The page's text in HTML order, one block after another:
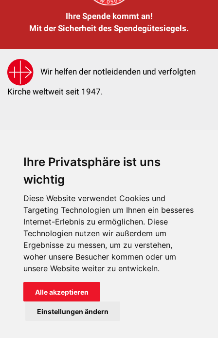
Ihre Privatsphäre ist uns
wichtig
Diese Website verwendet Cookies und
Targeting Technologien um Ihnen ein besseres
Internet-Erlebnis zu ermöglichen. Diese
Technologien nutzen wir außerdem um
Ergebnisse zu messen, um zu verstehen,
woher unsere Besucher kommen oder um
unsere Website weiter zu entwickeln.
Alle akzeptieren
Einstellungen ändern
Ihre Spende kommt an!
Mit der Sicherheit des Spendegütesiegels.
Wir helfen der notleidenden und verfolgten
Kirche weltweit seit 1947.
KIRCHE IN NOT - Österreich
kin@kircheinnot.at
KIN weltweit
Impressum Datenschutz